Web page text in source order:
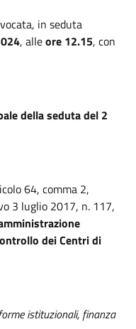
in seduta
, alleore 12.15, con
della seduta del 2
64, comma 2,
3 luglio 2017, n. 117,
dei Centri di
istituzionali, finanza